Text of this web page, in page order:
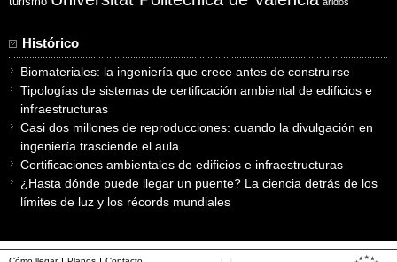
áridos
Histórico
Biomateriales: la ingeniería que crece antes de construirse
Tipologías de sistemas de certificación ambiental de edificios e
infraestructuras
Casi dos millones de reproducciones: cuando la divulgación en
ingeniería trasciende el aula
Certificaciones ambientales de edificios e infraestructuras
¿Hasta dónde puede llegar un puente? La ciencia detrás de los
límites de luz y los récords mundiales